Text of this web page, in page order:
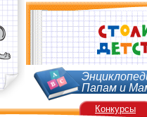
Папам и
Конкурсы